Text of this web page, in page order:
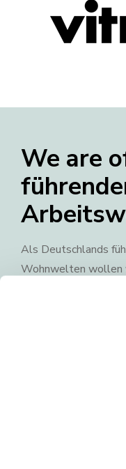
We are
Als Deutschlands
Wohnwelten wollen
deshalb stets eine
der weltweit besten
Mit 18 Standorten